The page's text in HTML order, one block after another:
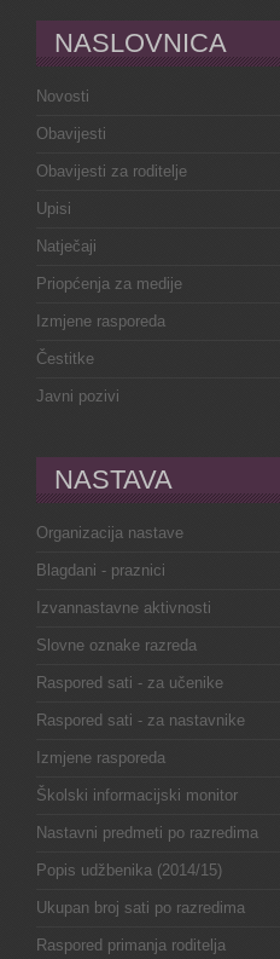
NASLOVNICA
Novosti
Obavijesti
Obavijesti za roditelje
Upisi
Natječaji
Priopćenja za medije
Izmjene rasporeda
Čestitke
Javni pozivi
NASTAVA
Organizacija nastave
Blagdani - praznici
Izvannastavne aktivnosti
Slovne oznake razreda
Raspored sati - za učenike
Raspored sati - za nastavnike
Izmjene rasporeda
Školski informacijski monitor
Nastavni predmeti po razredima
Popis udžbenika (2014/15)
Ukupan broj sati po razredima
Raspored primanja roditelja